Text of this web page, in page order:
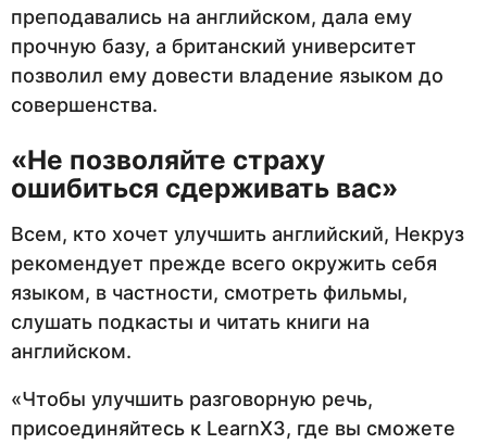
преподавались на английском, дала ему
прочную базу, а британский университет
позволил ему довести владение языком до
совершенства.
«Не позволяйте страху
ошибиться сдерживать вас»
Всем, кто хочет улучшить английский, Некруз
рекомендует прежде всего окружить себя
языком, в частности, смотреть фильмы,
слушать подкасты и читать книги на
английском.
«Чтобы улучшить разговорную речь,
присоединяйтесь к LearnX3, где вы сможете